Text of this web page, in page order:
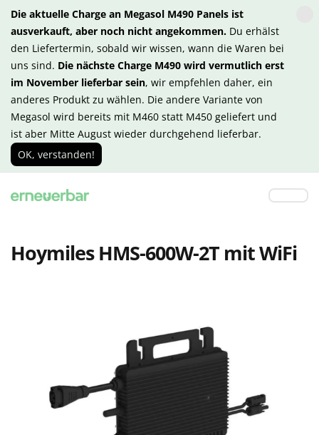
Die aktuelle Charge an Megasol M490 Panels ist
ausverkauft, aber noch nicht angekommen. Du erhälst
den Liefertermin, sobald wir wissen, wann die Waren bei
uns sind. Die nächste Charge M490 wird vermutlich erst
im November lieferbar sein, wir empfehlen daher, ein
anderes Produkt zu wählen. Die andere Variante von
Megasol wird bereits mit M460 statt M450 geliefert und
ist aber Mitte August wieder durchgehend lieferbar.
OK, verstanden!
Hoymiles HMS-600W-2T mit WiFi